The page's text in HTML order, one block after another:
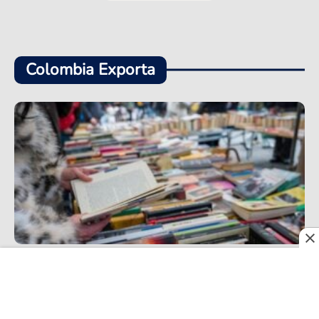
Colombia Exporta